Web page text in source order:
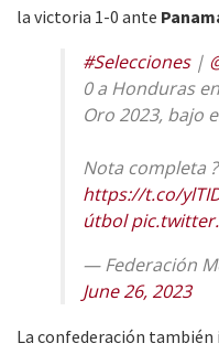
la victoria 1-0 ante
#Selecciones|
0 a Honduras
Oro 2023, bajo
Nota completa
https://t.co/
útbol
— Federación
June 26, 2023
La confederación